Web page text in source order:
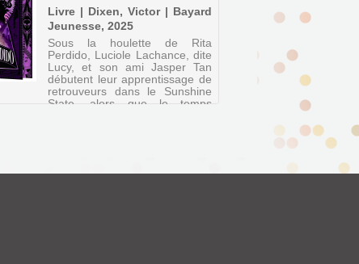
Livre | Dixen, Victor | Bayard
Jeunesse, 2025
Sous la houlette de Rita
Perdido, Luciole Lachance, dite
Lucy, et son ami Jasper Tan
débutent leur apprentissage de
retrouveurs dans le Sunshine
State, alors que le temps